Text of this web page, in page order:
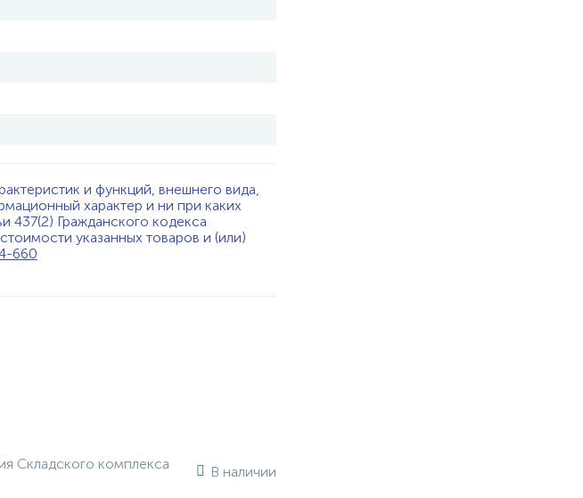
и функций, внешнего вида,
характер и ни при каких
437(2) Гражданского кодекса
указанных товаров и (или)
660
Складского комплекса
В наличии